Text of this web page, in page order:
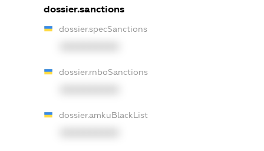
dossier.sanctions
dossier.specSanctions
dossier.rnboSanctions
dossier.amkuBlackList